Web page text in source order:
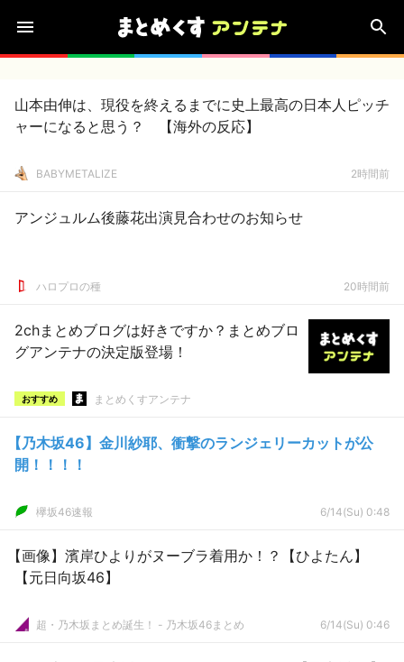
山本由伸は、現役を終えるまでに史上最高の日本人ピッチ
ャーになると思う？ 【海外の反応】
BABYMETALIZE 2時間前
アンジュルム後藤花出演見合わせのお知らせ
ハロプロの種 20時間前
2chまとめブログは好きですか？まとめブロ
グアンテナの決定版登場！
おすすめ まとめくすアンテナ
【乃木坂46】金川紗耶、衝撃のランジェリーカットが公
開！！！！
欅坂46速報 6/14(Su) 0:48
【画像】濱岸ひよりがヌーブラ着用か！？【ひよたん】
【元日向坂46】
超・乃木坂まとめ誕生！ - 乃木坂46まとめ 6/14(Su) 0:46